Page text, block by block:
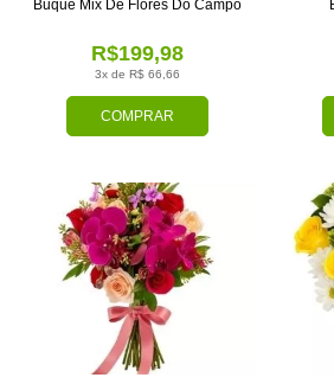
COMPRAR
3x de R$ 66,66
R$199,98
Buquê Mix De Flores Do Campo